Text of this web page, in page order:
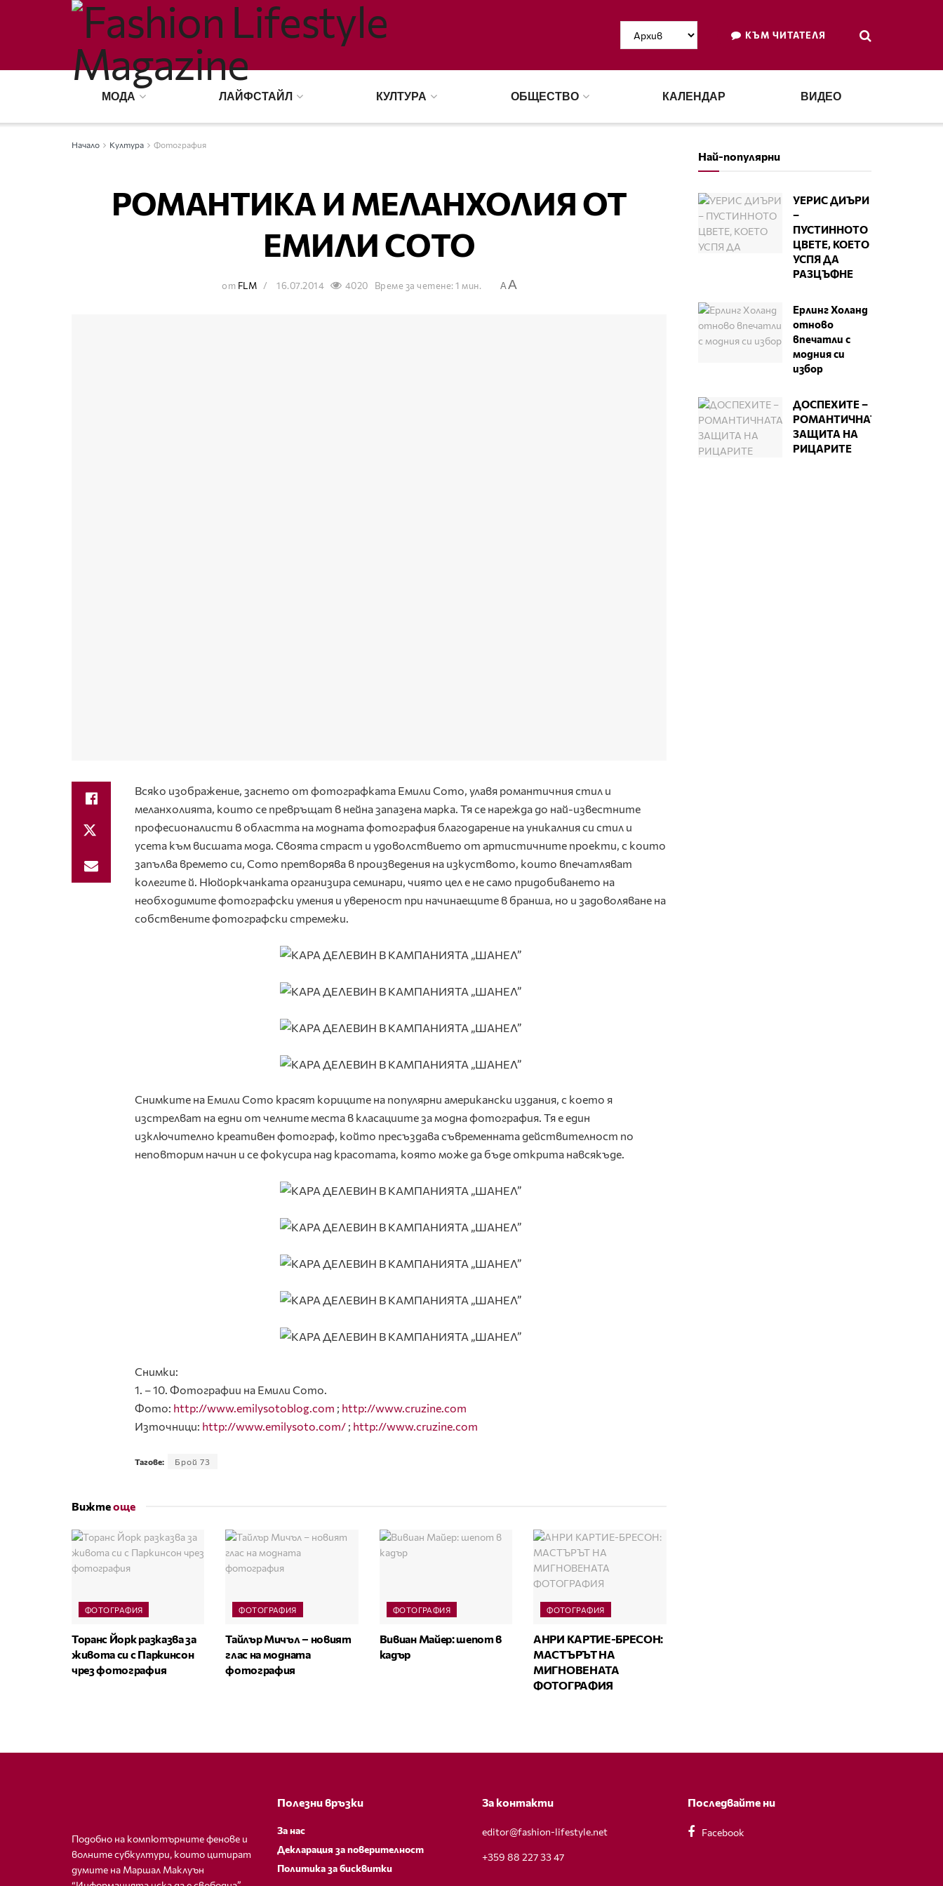
КЪМ ЧИТАТЕЛЯ
МОДА ЛАЙФСТАЙЛ КУЛТУРА ОБЩЕСТВО КАЛЕНДАР ВИДЕО
Начало Култура Фотография
РОМАНТИКА И МЕЛАНХОЛИЯ ОТ
ЕМИЛИ СОТО
от FLM 16.07.2014 4020 Време за четене: 1 мин. AA
Всяко изображение, заснето от фотографката Емили Сото, улавя романтичния стил и
меланхолията, които се превръщат в нейна запазена марка. Тя се нарежда до най-известните
професионалисти в областта на модната фотография благодарение на уникалния си стил и
усета към висшата мода. Своята страст и удоволствието от артистичните проекти, с които
запълва времето си, Сото претворява в произведения на изкуството, които впечатляват
колегите й. Нюйоркчанката организира семинари, чиято цел е не само придобиването на
необходимите фотографски умения и увереност при начинаещите в бранша, но и задоволяване на
собствените фотографски стремежи.
Снимките на Емили Сото красят кориците на популярни американски издания, с което я
изстрелват на едни от челните места в класациите за модна фотография. Тя е един
изключително креативен фотограф, който пресъздава съвременната действителност по
неповторим начин и се фокусира над красотата, която може да бъде открита навсякъде.
Снимки:
1. – 10. Фотографии на Емили Сото.
Фото: http://www.emilysotoblog.com ; http://www.cruzine.com
Източници: http://www.emilysoto.com/ ; http://www.cruzine.com
Тагове: Брой 73
Вижтеоще
ФОТОГРАФИЯ
Торанс Йорк разказва за
живота си с Паркинсон
чрез фотография
ФОТОГРАФИЯ
Тайлър Мичъл – новият
глас на модната
фотография
ФОТОГРАФИЯ
Вивиан Майер: шепот в
кадър
ФОТОГРАФИЯ
АНРИ КАРТИЕ-БРЕСОН:
МАСТЪРЪТ НА
МИГНОВЕНАТА
ФОТОГРАФИЯ
Най-популярни
УЕРИС ДИЪРИ
–
ПУСТИННОТО
ЦВЕТЕ, КОЕТО
УСПЯ ДА
РАЗЦЪФНЕ
Ерлинг Холанд
отново
впечатли с
модния си
избор
ДОСПЕХИТЕ –
РОМАНТИЧНАТА
ЗАЩИТА НА
РИЦАРИТЕ
Подобно на компютърните фенове и
волните субкултури, които цитират
думите на Маршал Маклуън
Полезни връзки
За нас
Декларация за поверителност
Политика за бисквитки
За контакти
editor@fashion-lifestyle.net
+359 88 227 33 47
Последвайте ни
Facebook